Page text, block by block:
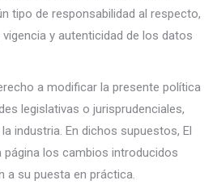
tipo de responsabilidad al respecto,
y autenticidad de los datos
a modificar la presente política
legislativas o jurisprudenciales,
industria. En dichos supuestos, El
página los cambios introducidos
a su puesta en práctica.